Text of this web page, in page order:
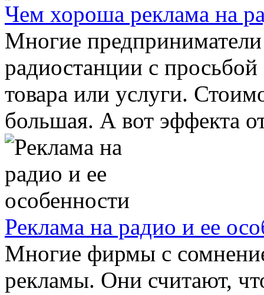
Чем хороша реклама на
Многие
радиостанции с
товара или услуги.
большая. А вот эффекта
Реклама на радио и ее
Многие фирмы с
рекламы. Они считают,